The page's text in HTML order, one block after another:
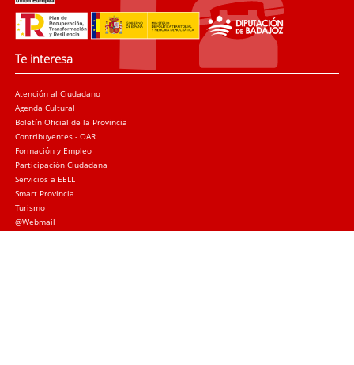
Te interesa
Atención al Ciudadano
Agenda Cultural
Boletín Oficial de la Provincia
Contribuyentes - OAR
Formación y Empleo
Participación Ciudadana
Servicios a EELL
Smart Provincia
Turismo
@Webmail